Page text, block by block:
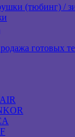
(тюбинг) /
готовых